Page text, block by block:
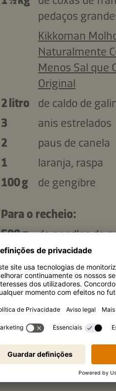
pedaços
Kikkoman
Naturalmente
Menos Sal que
Original
2 litro
de caldo de
3
anis estrelados
2
paus de canela
1
laranja, raspa
100 g
de gengibre
Para o recheio:
500 g
de noodles de
500 g
de espinafre
50 ml
Kikkoman
700 g
de rabanete
50 ml
Kikkoman
E ainda:
2
molhos de